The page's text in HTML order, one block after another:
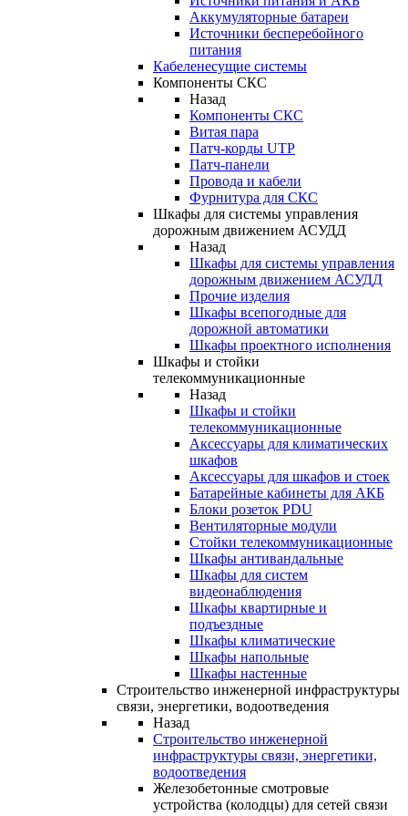
Аккумуляторные батареи
Источники бесперебойного
питания
Кабеленесущие системы
Компоненты СКС
Назад
Компоненты СКС
Витая пара
Патч-корды UTP
Патч-панели
Провода и кабели
Фурнитура для СКС
Шкафы для системы управления
дорожным движением АСУДД
Назад
Шкафы для системы управления
дорожным движением АСУДД
Прочие изделия
Шкафы всепогодные для
дорожной автоматики
Шкафы проектного исполнения
Шкафы и стойки
телекоммуникационные
Назад
Шкафы и стойки
телекоммуникационные
Аксессуары для климатических
шкафов
Аксессуары для шкафов и стоек
Батарейные кабинеты для АКБ
Блоки розеток PDU
Вентиляторные модули
Стойки телекоммуникационные
Шкафы антивандальные
Шкафы для систем
видеонаблюдения
Шкафы квартирные и
подъездные
Шкафы климатические
Шкафы напольные
Шкафы настенные
Строительство инженерной инфраструктуры
связи, энергетики, водоотведения
Назад
Строительство инженерной
инфраструктуры связи, энергетики,
водоотведения
Железобетонные смотровые
устройства (колодцы) для сетей связи